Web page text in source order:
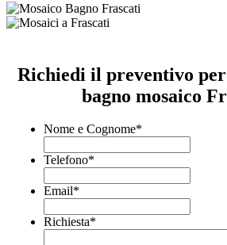
Richiedi il preventivo
bagno mosaico
Nome e Cognome*
Telefono*
Email*
Richiesta*